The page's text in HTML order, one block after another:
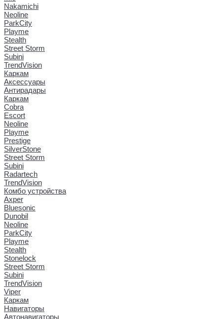
Nakamichi
Neoline
ParkCity
Playme
Stealth
Street Storm
Subini
TrendVision
Каркам
Аксессуары
Антирадары
Каркам
Cobra
Escort
Neoline
Playme
Prestige
SilverStone
Street Storm
Subini
Radartech
TrendVision
Комбо устройства
Axper
Bluesonic
Dunobil
Neoline
ParkCity
Playme
Stealth
Stonelock
Street Storm
Subini
TrendVision
Viper
Каркам
Навигаторы
Автонавигаторы